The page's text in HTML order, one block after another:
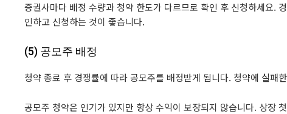
증권사마다 배정 수량과 청약 한도가 다르므로 확인 후 신청하세요.
인하고 신청하는 것이 좋습니다.
(5) 공모주 배정
청약 종료 후 경쟁률에 따라 공모주를 배정받게 됩니다. 청약에 실
공모주 청약은 인기가 있지만 항상 수익이 보장되지 않습니다. 상장